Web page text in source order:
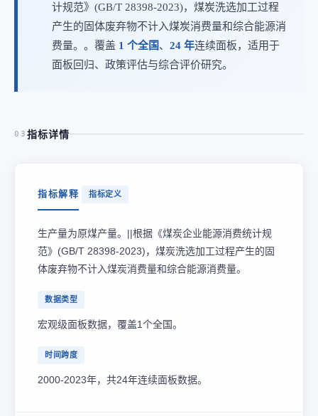
计规范》(GB/T 28398-2023)，煤炭洗选加工过程
产生的固体废弃物不计入煤炭消费量和综合能源消
费量。。覆盖 1 个全国、 24 年连续面板，适用于
面板回归、政策评估与综合评价研究。
03 指标详情
指标解释 指标定义
生产量为原煤产量。||根据《煤炭企业能源消费统计规
范》(GB/T 28398-2023)，煤炭洗选加工过程产生的固
体废弃物不计入煤炭消费量和综合能源消费量。
数据类型
宏观级面板数据，覆盖1个全国。
时间跨度
2000-2023年，共24年连续面板数据。